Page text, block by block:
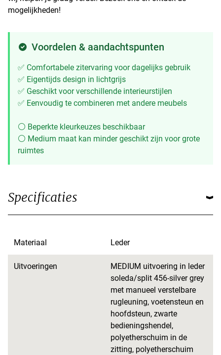
mogelijkheden!
Voordelen & aandachtspunten
✅ Comfortabele zitervaring voor dagelijks gebruik
✅ Eigentijds design in lichtgrijs
✅ Geschikt voor verschillende interieurstijlen
✅ Eenvoudig te combineren met andere meubels
⚪ Beperkte kleurkeuzes beschikbaar
⚪ Medium maat kan minder geschikt zijn voor grote
ruimtes
Specificaties
Materiaal Leder
Uitvoeringen
MEDIUM uitvoering in leder
soleda/split 456-silver grey
met manueel verstelbare
rugleuning, voetensteun en
hoofdsteun, zwarte
bedieningshendel,
polyetherschuim in de
zitting, polyetherschuim